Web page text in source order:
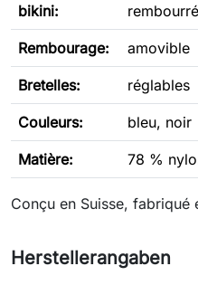
bikini:
rembourré
Rembourage: amovible
Bretelles: réglables
Couleurs: bleu, noir
Matière: 78 %
Conçu en Suisse, fabriqué
Herstellerangaben